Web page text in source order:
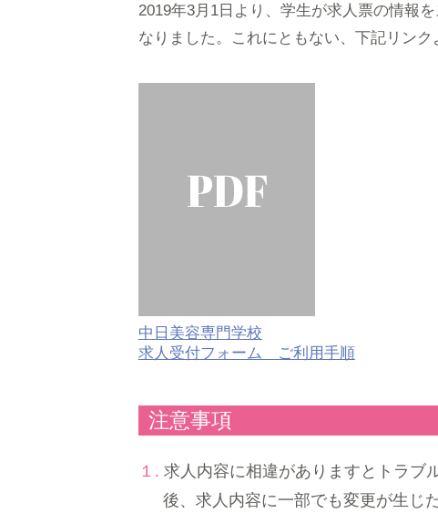
2019年3月1日より、学生が求人票の情報
なりました。これにともない、下記リン
中⽇美容専門学校
求人受付フォーム ご利⽤⼿順
注意事項
１. 求人内容に相違がありますとトラブ
後、求人内容に一部でも変更が生じ